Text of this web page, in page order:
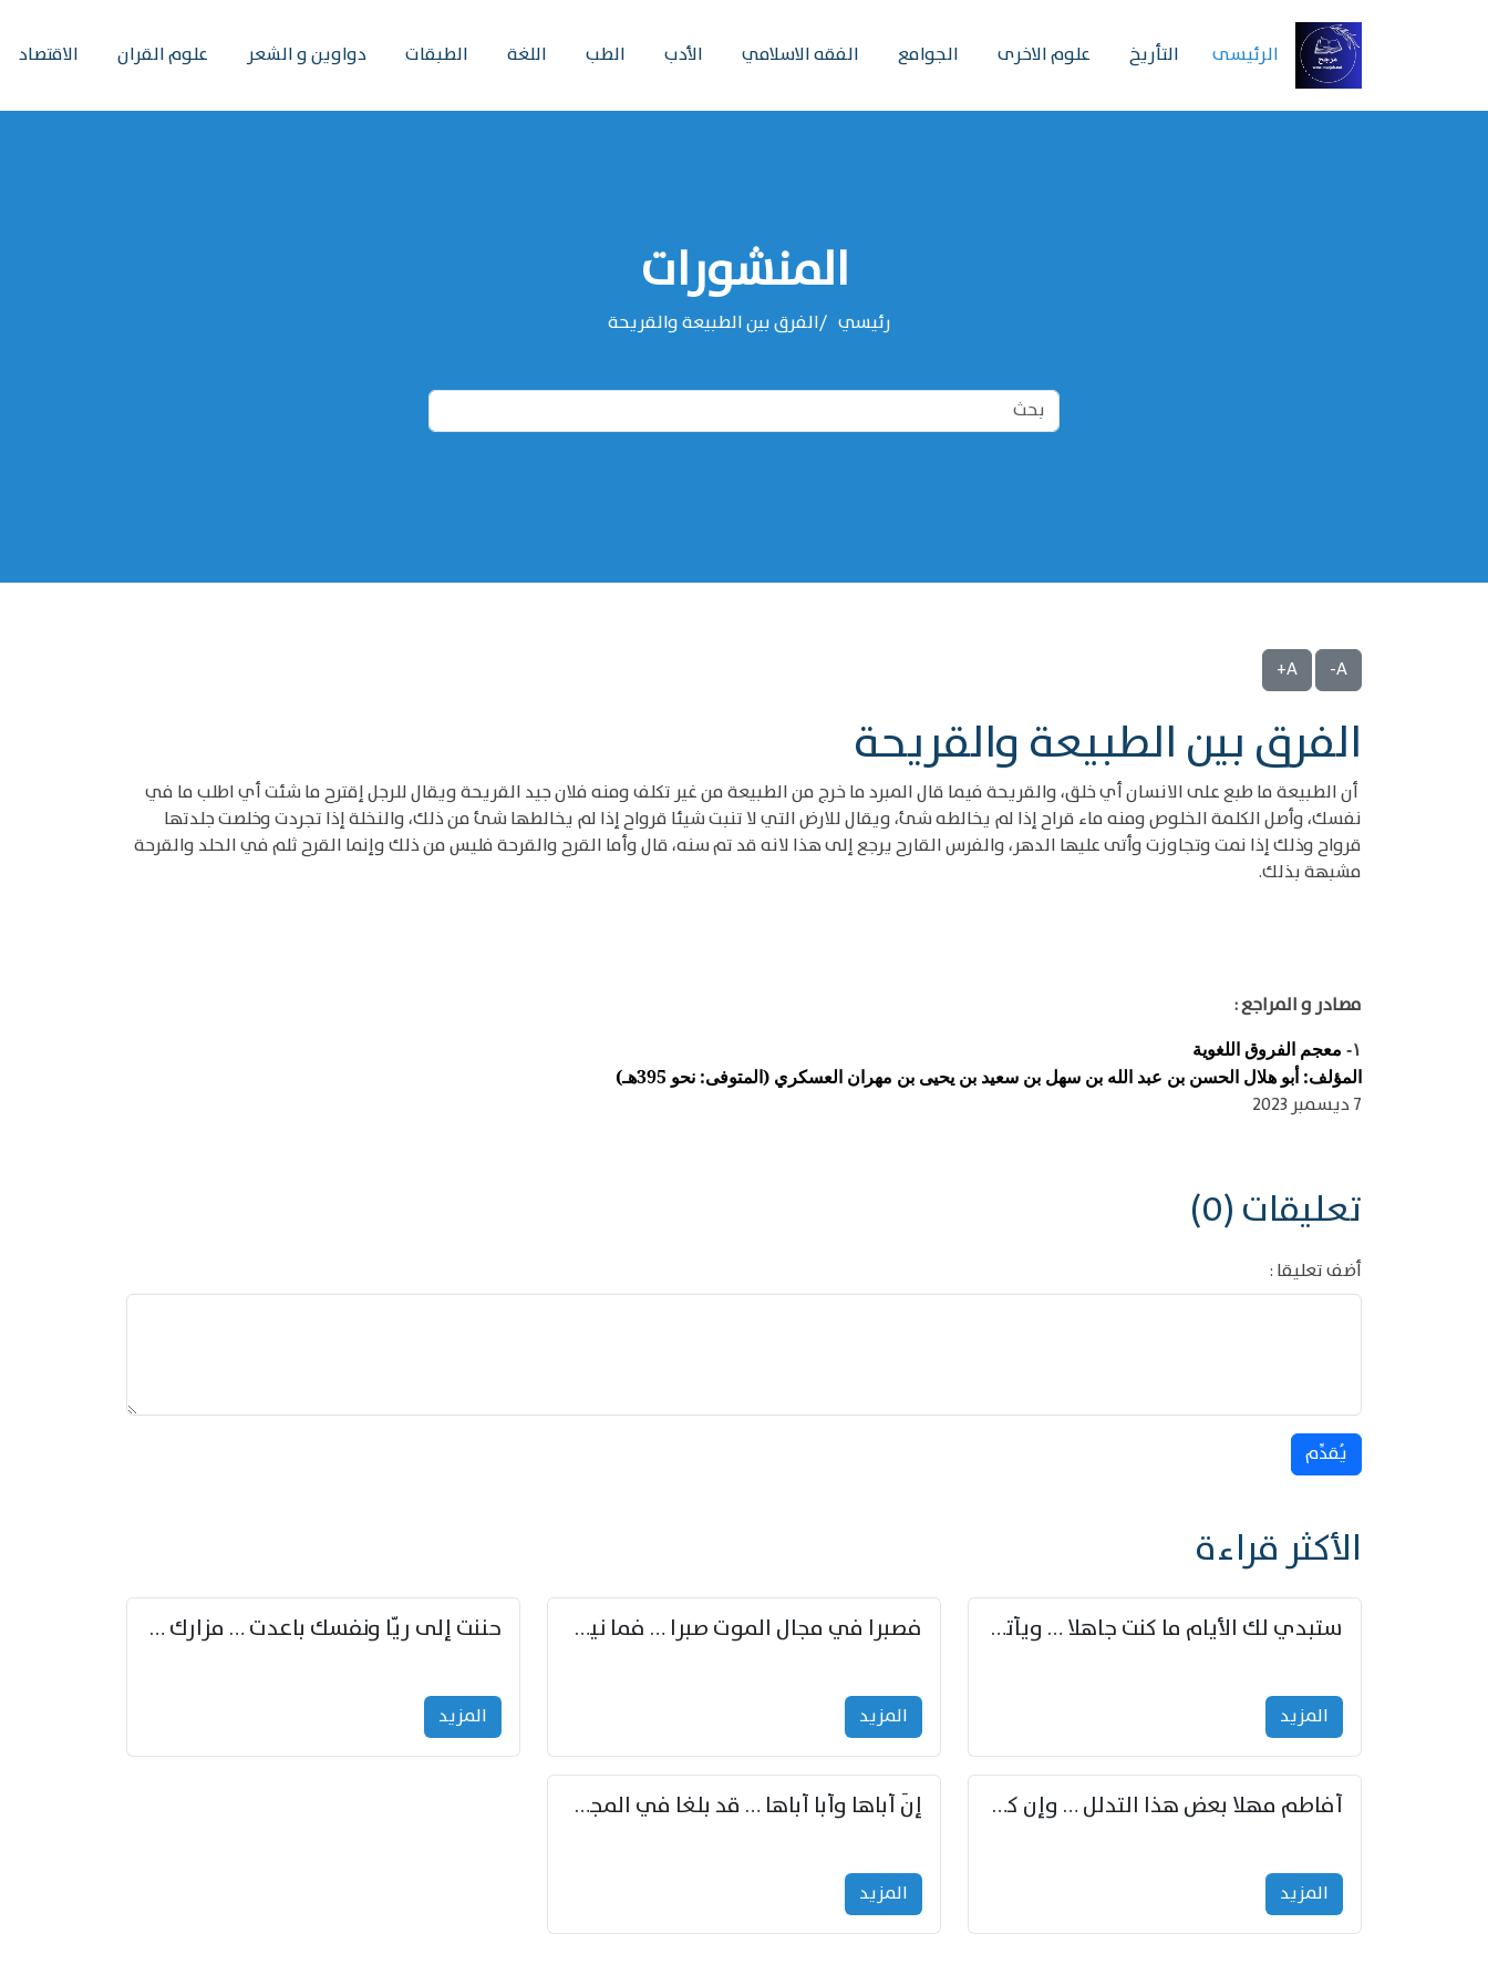
الرئیسی التأريخ علوم الاخرى الجوامع الفقه الاسلامي الأدب الطب اللغة الطبقات دواوين و الشعر علوم القران الاقتصاد
المنشورات
رئيسي الفرق بين الطبيعة والقريحة
A-
A+
الفرق بين الطبيعة والقريحة
أن الطبيعة ما طبع على الانسان أي خلق، والقريحة فيما قال المبرد ما خرج من الطبيعة من غير تكلف ومنه فلان جيد القريحة ويقال للرجل إقترح ما شئت أي اطلب ما في
نفسك، وأصل الكلمة الخلوص ومنه ماء قراح إذا لم يخالطه شئ، ويقال للارض التي لا تنبت شيئا قرواح إذا لم يخالطها شئ من ذلك، والنخلة إذا تجردت وخلصت جلدتها
قرواح وذلك إذا نمت وتجاوزت وأتى عليها الدهر، والفرس القارح يرجع إلى هذا لانه قد تم سنه، قال وأما القرح والقرحة فليس من ذلك وإنما القرح ثلم في الحلد والقرحة
مشبهة بذلك.
مصادر و المراجع :
١-
معجم الفروق اللغوية
المؤلف: أبو هلال الحسن بن عبد الله بن سهل بن سعيد بن يحيى بن مهران العسكري (المتوفى: نحو 395هـ)
7 ديسمبر 2023
تعليقات (0)
أضف تعليقا :
يُقدِّم
الأكثر قراءة
ستبدي لك الأيام ما كنت جاهلا … ويأتيك بالأخبار من لم تزوّد
المزید
فصبرا في مجال الموت صبرا … فما نيل الخلود بمستطاع
المزید
حننت إلى ريّا ونفسك باعدت … مزارك من ريّا وشعباكما معا
المزید
أفاطم مهلا بعض هذا التدلل … وإن كنت قد أزمعت صرمي فأجملي
المزید
إنّ أباها وأبا أباها … قد بلغا في المجد غايتاها
المزید